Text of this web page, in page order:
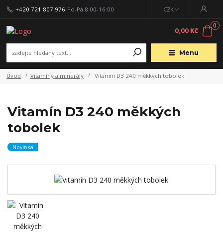
Menu
CZK
+420 721 807 976 Po-Pá 8:00-16:00
0
0,00 Kč
Úvod Vitamíny a minerály Vitamín D3 240 měkkých tobolek
Vitamín D3 240 měkkých
tobolek
Novinka